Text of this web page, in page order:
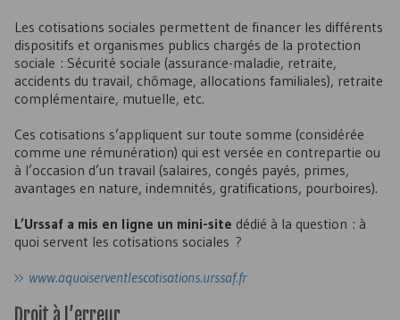
Les cotisations sociales permettent de financer les différents
dispositifs et organismes publics chargés de la protection
sociale : Sécurité sociale (assurance-maladie, retraite,
accidents du travail, chômage, allocations familiales), retraite
complémentaire, mutuelle, etc.
Ces cotisations s’appliquent sur toute somme (considérée
comme une rémunération) qui est versée en contrepartie ou
à l’occasion d’un travail (salaires, congés payés, primes,
avantages en nature, indemnités, gratifications, pourboires).
L’Urssaf a mis en ligne un mini-site dédié à la question : à
quoi servent les cotisations sociales ?
www.aquoiserventlescotisations.urssaf.fr
Droit à l’erreur